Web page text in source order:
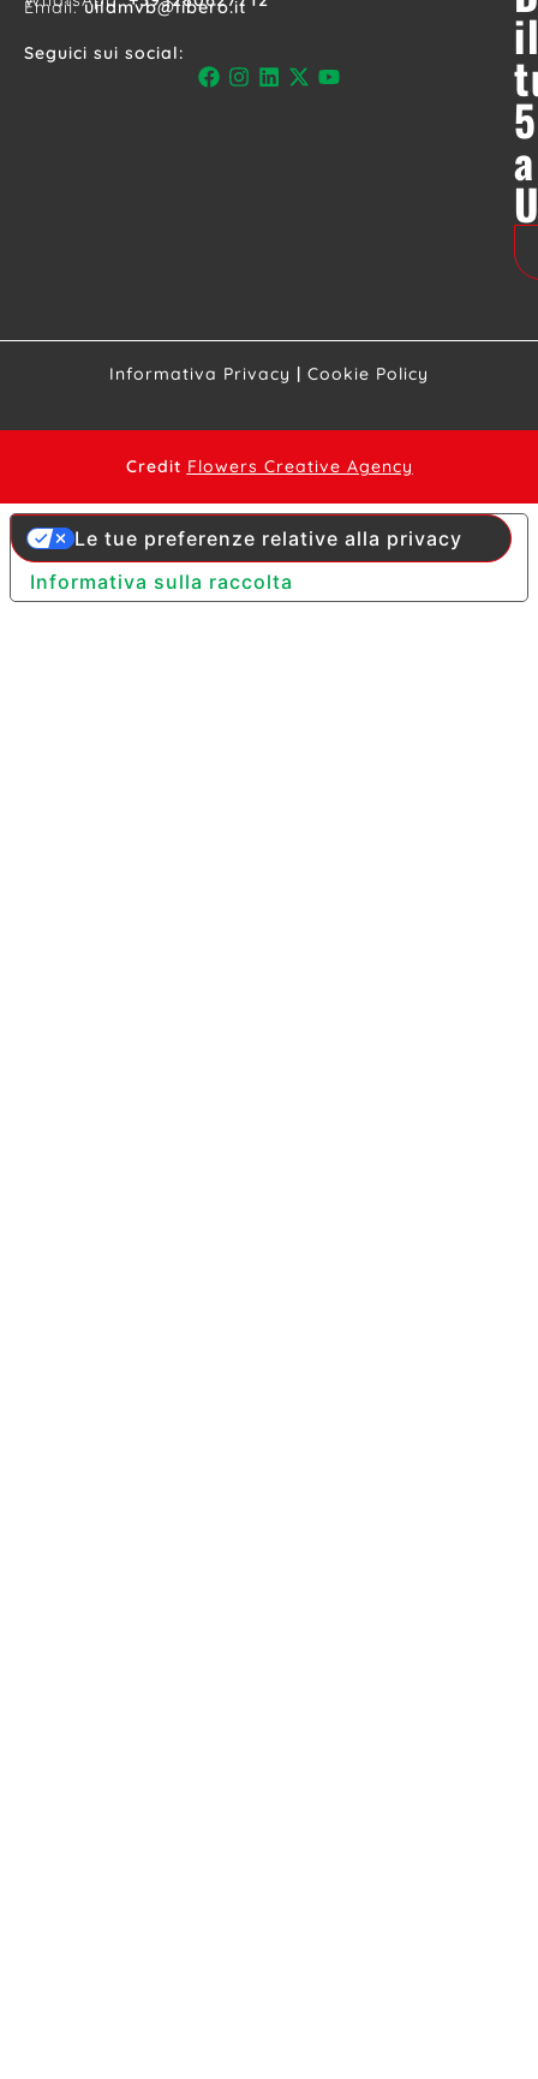
Email:uildmvb@libero.it
Seguici sui social:
a
Informativa Privacy | Cookie Policy
Credit Flowers Creative Agency
Informativa sulla raccolta
Le tue preferenze relative alla privacy